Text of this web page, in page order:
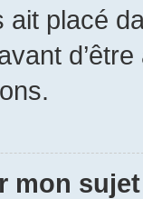
ait placé
mon